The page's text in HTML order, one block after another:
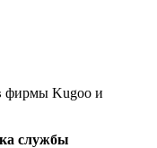
фирмы Kugoo и
службы